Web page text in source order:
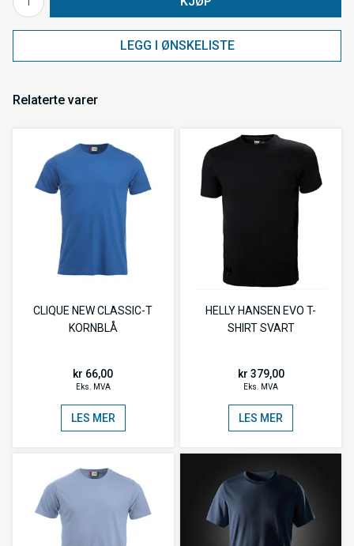
LEGG I ØNSKELISTE
Relaterte varer
CLIQUE NEW CLASSIC-T
KORNBLÅ
kr 66,00
Eks. MVA
LES MER
HELLY HANSEN EVO T-
SHIRT SVART
kr 379,00
Eks. MVA
LES MER